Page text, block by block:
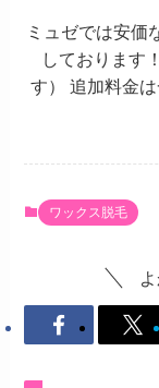
ミュゼでは安価
しております
す） 追加料金
ワックス脱毛